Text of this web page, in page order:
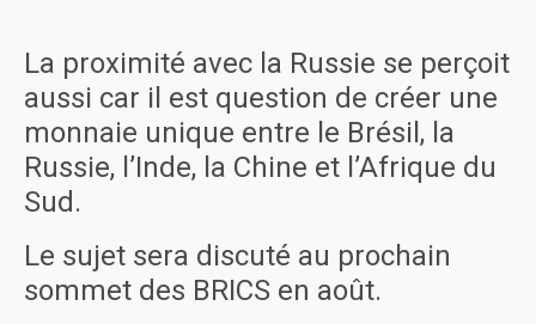
La proximité avec la Russie se perçoit
aussi car il est question de créer une
monnaie unique entre le Brésil, la
Russie, l’Inde, la Chine et l’Afrique du
Sud.
Le sujet sera discuté au prochain
sommet des BRICS en août.